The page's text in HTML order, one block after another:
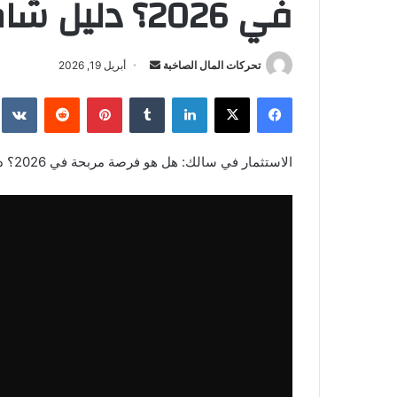
في 2026؟ دليل شامل للمبتدئين
تحركات المال الصاخبة
أرسل
إلكترونيا
أبريل 19, 2026
فيسبوك ‫X لينكدإن بينتيريست
الاستثمار في سالك: هل هو فرصة مربحة في 2026؟ دليل شامل للمبتدئين